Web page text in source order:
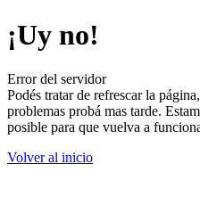
¡Uy no!
Error del servidor
Podés tratar de refrescar la
problemas probá mas tarde.
posible para que vuelva a
Volver al inicio